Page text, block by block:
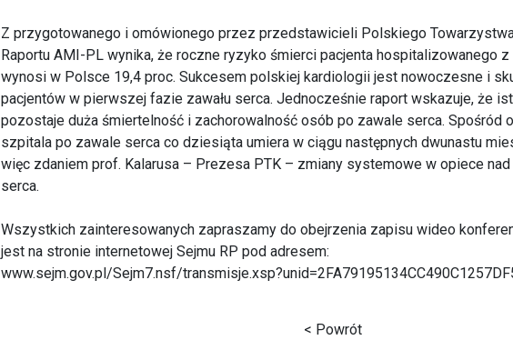
Z przygotowanego i omówionego przez przedstawicieli Polskiego
Raportu AMI-PL wynika, że roczne ryzyko śmierci pacjenta hospitalizowanego z
wynosi w Polsce 19,4 proc. Sukcesem polskiej kardiologii jest nowoczesne i
pacjentów w pierwszej fazie zawału serca. Jednocześnie raport wskazuje, że
pozostaje duża śmiertelność i zachorowalność osób po zawale serca. Spośród
szpitala po zawale serca co dziesiąta umiera w ciągu następnych dwunastu
więc zdaniem prof. Kalarusa – Prezesa PTK – zmiany systemowe w opiece
serca.
Wszystkich zainteresowanych zapraszamy do obejrzenia zapisu wideo
jest na stronie internetowej Sejmu RP pod adresem:
www.sejm.gov.pl/Sejm7.nsf/
< Powrót